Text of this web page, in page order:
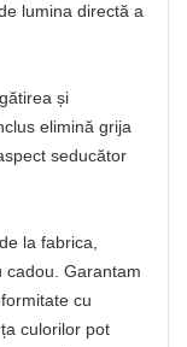
lumina directă a
și
elimină grija
seducător
la fabrica,
cadou. Garantam
cu
culorilor pot